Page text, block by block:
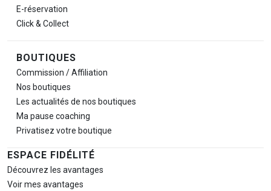
E-réservation
Click & Collect
BOUTIQUES
Commission / Affiliation
Nos boutiques
Les actualités de nos boutiques
Ma pause coaching
Privatisez votre boutique
ESPACE FIDÉLITÉ
Découvrez les avantages
Voir mes avantages